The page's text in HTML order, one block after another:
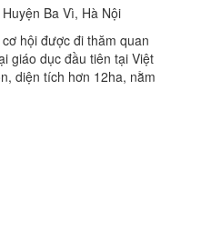
Ba Vì, Hà Nội
hội được đi thăm quan
giáo dục đầu tiên tại Việt
diện tích hơn 12ha, nằm